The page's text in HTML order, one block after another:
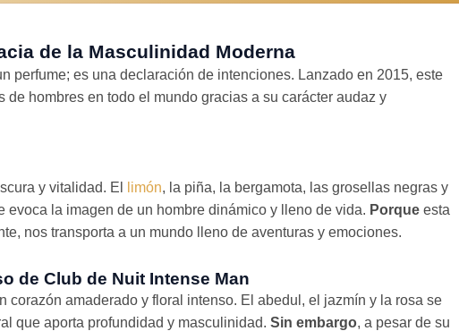
de la Masculinidad Moderna
perfume; es una declaración de intenciones. Lanzado en 2015, este
hombres en todo el mundo gracias a su carácter audaz y
y vitalidad. El limón, la piña, la bergamota, las grosellas negras y
evoca la imagen de un hombre dinámico y lleno de vida. Porque esta
nos transporta a un mundo lleno de aventuras y emociones.
de Club de Nuit Intense Man
corazón amaderado y floral intenso. El abedul, el jazmín y la rosa se
que aporta profundidad y masculinidad. Sin embargo, a pesar de su